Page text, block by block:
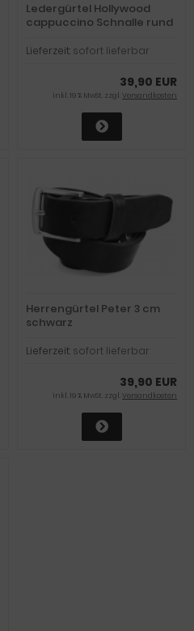
Ledergürtel Hollywood
cappuccino Schnalle rund
Lieferzeit: sofort lieferbar
39,90 EUR
inkl. 19 % MwSt. zzgl.Versandkosten
Herrengürtel Peter 3 cm
schwarz
Lieferzeit: sofort lieferbar
39,90 EUR
inkl. 19 % MwSt. zzgl.Versandkosten